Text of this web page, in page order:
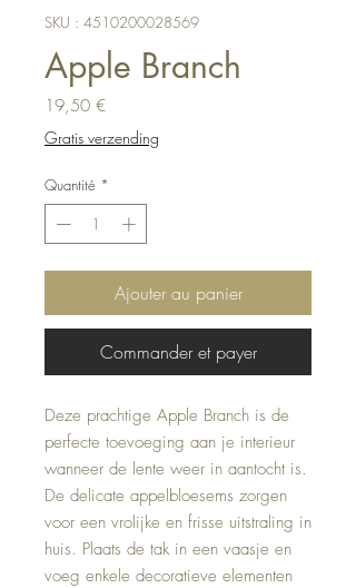
SKU : 4510200028569
Apple Branch
19,50 €Prix
Gratis verzending
Quantité *
Ajouter au panier
Commander et payer
Deze prachtige Apple Branch is de
perfecte toevoeging aan je interieur
wanneer de lente weer in aantocht is.
De delicate appelbloesems zorgen
voor een vrolijke en frisse uitstraling in
huis. Plaats de tak in een vaasje en
voeg enkele decoratieve elementen